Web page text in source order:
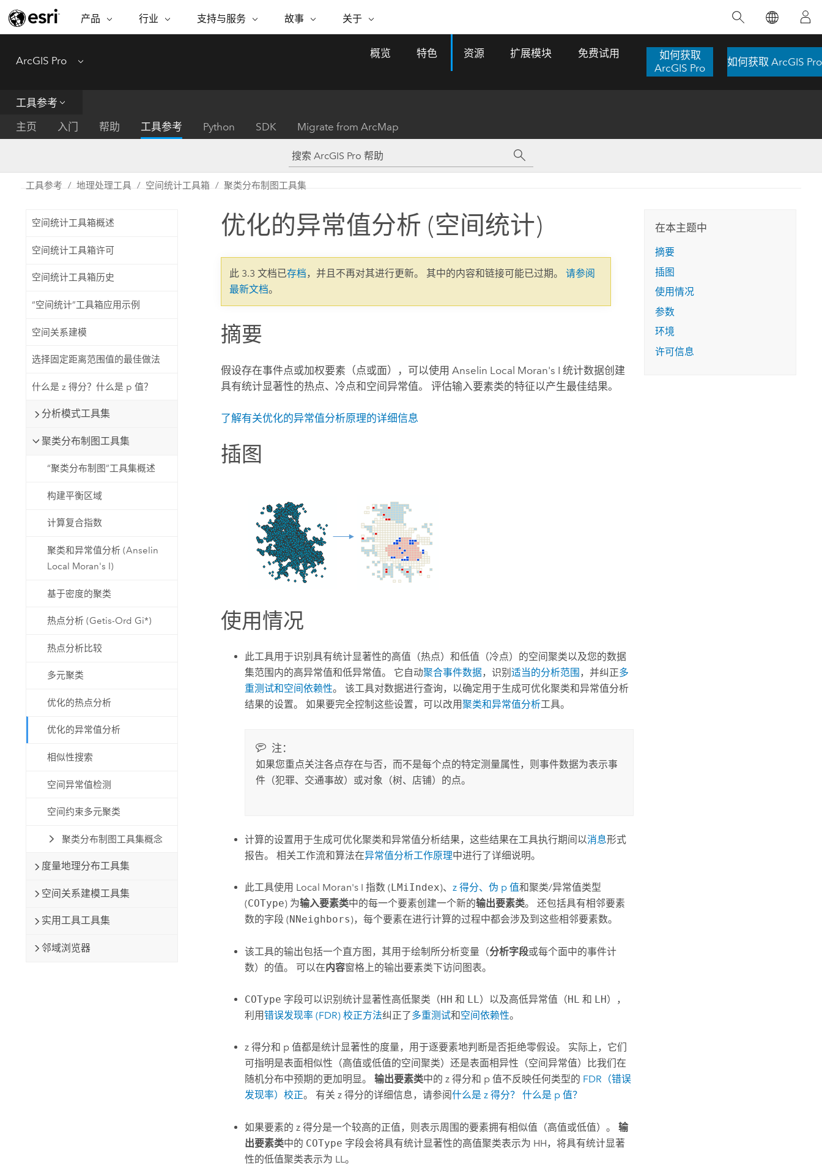
产品
ARCGIS
完整的 SaaS 制图平台
ArcGIS Enterprise
开发者技术
构建制图和空间分析应用程序
功能
将位置引入分析
集成、编辑和共享空间数据
Esri 产品、合作伙伴产品和开发
互式地图，探索产品功能，或者直接开始免
探索 ArcGIS Pro
行业
行业
保护
能源公用事业
州和地方政府
电信
交通运输
专题倡议
基础设施管理
使用 GIS 创建现代化、有弹性且可持续发展
者了解基础设施工程与周围环境的关系。
探索基础设施管理
支持与服务
支持与服务 自助服务
文档
My Esri
故事
ESRI 故事
现实世界的全球 GIS 创新
客
商业和技术领导者之声
行业新闻和 ArcGIS 更新
所有故事
动提供了有力支持。
关于
关于 ESRI
合作伙伴
招贤纳士
联系我们
数字孪生体
推荐书籍
ArcGIS Pro Menu
概览 特色 资源 扩展模块 免费试用
如何获取
ArcGIS Pro
如何获取 ArcGIS Pro
工具参考
主页
入门 帮助 工具参考 Python SDK Migrate from ArcMap
工具参考 地理处理工具 空间统计工具箱 聚类分布制图工具集
空间统计工具箱概述
空间统计工具箱许可
空间统计工具箱历史
“空间统计”工具箱应用示例
空间关系建模
选择固定距离范围值的最佳做法
什么是 z 得分？什么是 p 值？
分析模式工具集
聚类分布制图工具集
“聚类分布制图”工具集概述
构建平衡区域
计算复合指数
聚类和异常值分析 (Anselin
Local Moran's I)
基于密度的聚类
热点分析 (Getis-Ord Gi*)
热点分析比较
多元聚类
优化的热点分析
优化的异常值分析
相似性搜索
空间异常值检测
空间约束多元聚类
聚类分布制图工具集概念
度量地理分布工具集
空间关系建模工具集
实用工具工具集
邻域浏览器
优化的异常值分析 (空间统计)
此 3.3 文档已存档，并且不再对其进行更新。 其中的内容和链接可能已过期。请参阅
最新文档。
摘要
假设存在事件点或加权要素（点或面），可以使用 Anselin Local Moran's I 统计数据创建
具有统计显著性的热点、冷点和空间异常值。 评估输入要素类的特征以产生最佳结果。
了解有关优化的异常值分析原理的详细信息
插图
使用情况
此工具用于识别具有统计显著性的高值（热点）和低值（冷点）的空间聚类以及您的数据
集范围内的高异常值和低异常值。 它自动聚合事件数据，识别 适当的分析范围 ，并纠正多
重测试和空间依赖性。 该工具对数据进行查询，以确定用于生成可优化聚类和异常值分析
结果的设置。 如果要完全控制这些设置，可以改用聚类和异常值分析工具。
注：
如果您重点关注各点存在与否，而不是每个点的特定测量属性，则事件数据为表示事
件（犯罪、交通事故）或对象（树、店铺）的点。
计算的设置用于生成可优化聚类和异常值分析结果，这些结果在工具执行期间以消息形式
报告。 相关工作流和算法在异常值分析工作原理中进行了详细说明。
此工具使用 Local Moran's I 指数 ( LMiIndex)、 z 得分、伪 p 值和聚类/异常值类型
(COType) 为输入要素类中的每一个要素创建一个新的输出要素类。 还包括具有相邻要素
数的字段 (NNeighbors)，每个要素在进行计算的过程中都会涉及到这些相邻要素数。
该工具的输出包括一个直方图，其用于绘制所分析变量（分析字段或每个面中的事件计
数）的值。 可以在内容窗格上的输出要素类下访问图表。
COType 字段可以识别统计显著性高低聚类（HH 和 LL）以及高低异常值（HL 和 LH），
利用错误发现率 (FDR) 校正方法纠正了多重测试和空间依赖性。
z 得分和 p 值都是统计显著性的度量，用于逐要素地判断是否拒绝零假设。 实际上，它们
可指明是表面相似性（高值或低值的空间聚类）还是表面相异性（空间异常值）比我们在
随机分布中预期的更加明显。 输出要素类中的 z 得分和 p 值不反映任何类型的 FDR（错误
发现率）校正。 有关 z 得分的详细信息，请参阅什么是 z 得分？ 什么是 p 值？
如果要素的 z 得分是一个较高的正值，则表示周围的要素拥有相似值（高值或低值）。 输
出要素类中的 COType 字段会将具有统计显著性的高值聚类表示为 HH，将具有统计显著
性的低值聚类表示为 LL。
在本主题中
摘要
插图
使用情况
参数
环境
许可信息